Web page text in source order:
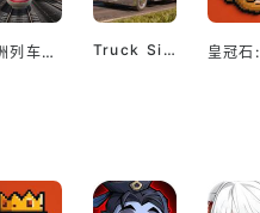
欧洲列车模拟2 Truck Simulator EVO: Drive USA